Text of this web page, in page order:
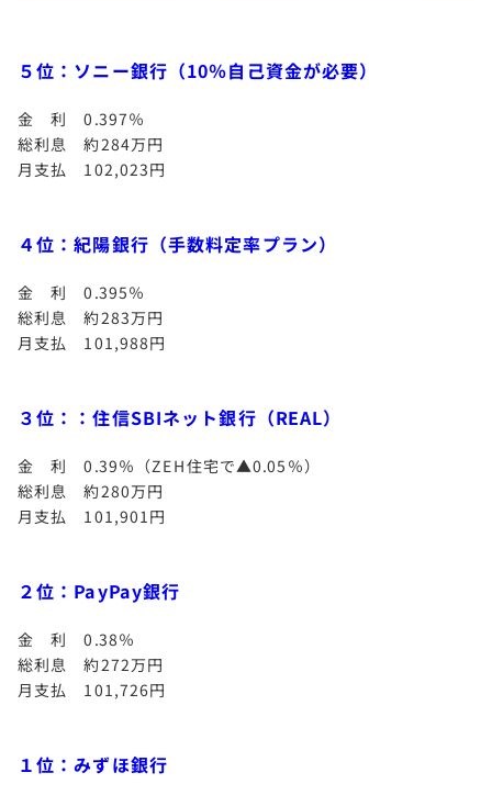
５位：ソニー銀行（10％自己資金が必要）
金 利 0.397％
総利息 約284万円
月支払 102,023円
４位：紀陽銀行（手数料定率プラン）
金 利 0.395％
総利息 約283万円
月支払 101,988円
３位：：住信SBIネット銀行（REAL）
金 利 0.39％（ZEH住宅で▲0.05％）
総利息 約280万円
月支払 101,901円
２位：PayPay銀行
金 利 0.38％
総利息 約272万円
月支払 101,726円
１位：みずほ銀行